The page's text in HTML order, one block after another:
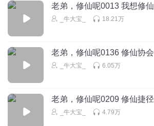
老弟，修仙呢0013 我想修仙
_牛大宝_ 18.21万
老弟，修仙呢0136 修仙协会
_牛大宝_ 6.05万
老弟，修仙呢0209 修仙捷径
_牛大宝_ 4.79万